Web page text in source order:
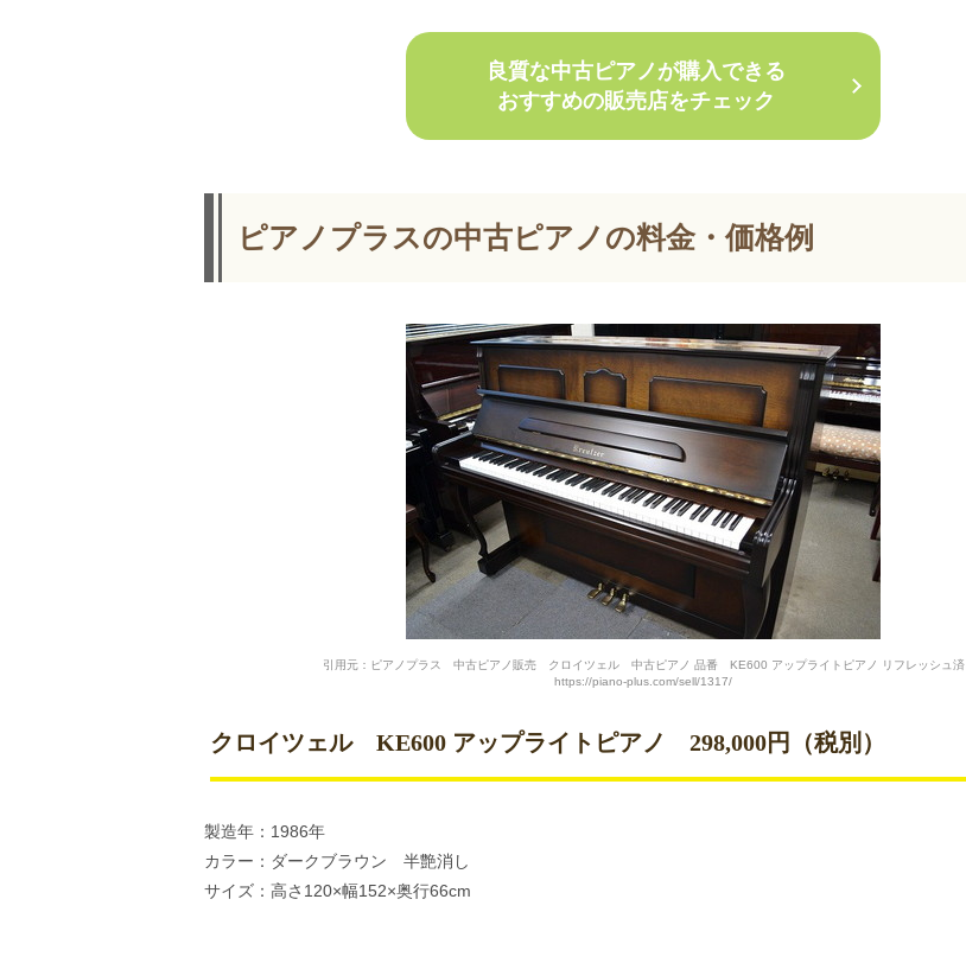
良質な中古ピアノが購入できる
おすすめの販売店をチェック
ピアノプラスの中古ピアノの料金・価格例
引用元：ピアノプラス 中古ピアノ販売 クロイツェル 中古ピアノ 品番 KE600 アップライトピアノ リフレッシュ済
https://piano-plus.com/sell/1317/
クロイツェル KE600 アップライトピアノ 298,000円（税別）
製造年：1986年
カラー：ダークブラウン 半艶消し
サイズ：高さ120×幅152×奥行66cm